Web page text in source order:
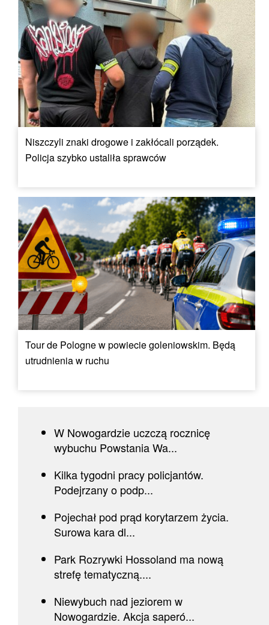
Niszczyli znaki drogowe i zakłócali porządek.
Policja szybko ustaliła sprawców
Tour de Pologne w powiecie goleniowskim. Będą
utrudnienia w ruchu
W Nowogardzie uczczą rocznicę
wybuchu Powstania Wa...
Kilka tygodni pracy policjantów.
Podejrzany o podp...
Pojechał pod prąd korytarzem życia.
Surowa kara dl...
Park Rozrywki Hossoland ma nową
strefę tematyczną....
Niewybuch nad jeziorem w
Nowogardzie. Akcja saperó...